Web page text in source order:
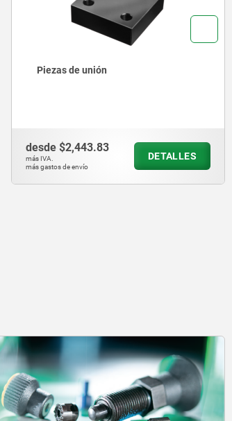
Piezas de unión
desde $2,443.83
más IVA.
más gastos de envío
DETALLES